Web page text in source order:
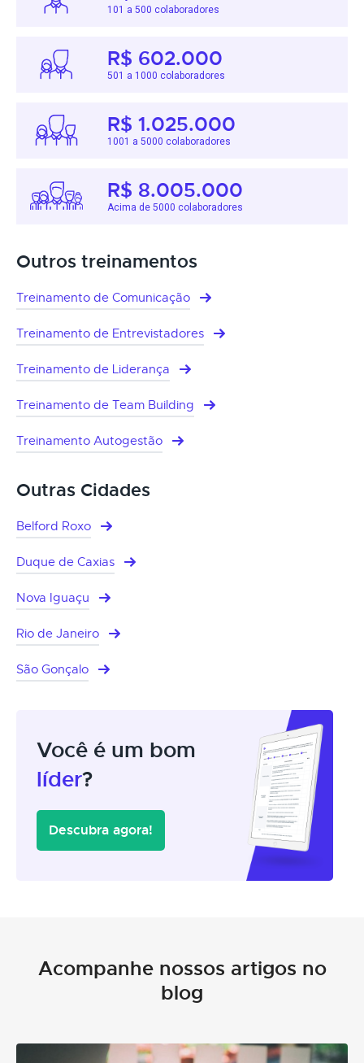
101 a 500 colaboradores
R$ 602.000
501 a 1000 colaboradores
R$ 1.025.000
1001 a 5000 colaboradores
R$ 8.005.000
Acima de 5000 colaboradores
Outros treinamentos
Treinamento de Comunicação
Treinamento de Entrevistadores
Treinamento de Liderança
Treinamento de Team Building
Treinamento Autogestão
Outras Cidades
Belford Roxo
Duque de Caxias
Nova Iguaçu
Rio de Janeiro
São Gonçalo
Você é um bom
líder?
Descubra agora!
Acompanhe nossos artigos no
blog